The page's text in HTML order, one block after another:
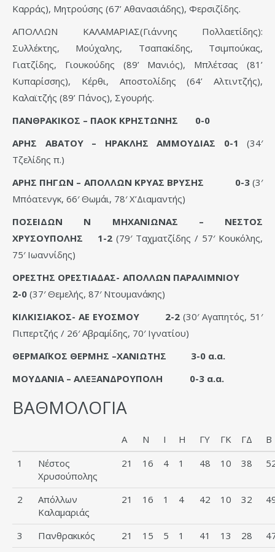
Καρράς), Μητρούσης (67’ Αθανασιάδης), Φερσιζίδης.
ΑΠΟΛΛΩΝ ΚΑΛΑΜΑΡΙΑΣ(Γιάννης Πολλαετίδης):
Συλλέκτης, Μούχαλης, Τσαπακίδης, Τσιμπούκας,
Γιατζίδης, Γιουκούδης (89’ Μανιός), Μπλέτσας (81’
Κυπαρίσσης), Κέρθι, Αποστολίδης (64’ Αλτιντζής),
Καλαϊτζής (89’ Πάνος), Σγουρής.
ΠΑΝΘΡΑΚΙΚΟΣ – ΠΑΟΚ ΚΡΗΣΤΩΝΗΣ 0-0
ΑΡΗΣ ΑΒΑΤΟΥ – ΗΡΑΚΛΗΣ ΑΜΜΟΥΔΙΑΣ 0-1 (34′
Τζελίδης π.)
ΑΡΗΣ ΠΗΓΩΝ – ΑΠΟΛΛΩΝ ΚΡΥΑΣ ΒΡΥΣΗΣ 0-3(3′
Μπόατενγκ, 66′ Θωμάι, 78′ Χ’Διαμαντής)
ΠΟΣΕΙΔΩΝ Ν ΜΗΧΑΝΙΩΝΑΣ – ΝΕΣΤΟΣ
ΧΡΥΣΟΥΠΟΛΗΣ 1-2 (79′ Ταχματζίδης / 57′ Κουκόλης,
75′ Ιωαννίδης)
ΟΡΕΣΤΗΣ ΟΡΕΣΤΙΑΔΑΣ- ΑΠΟΛΛΩΝ ΠΑΡΑΛΙΜΝΙΟΥ
2-0 (37′ Θεμελής, 87′ Ντουμανάκης)
ΚΙΛΚΙΣΙΑΚΟΣ- ΑΕ ΕΥΟΣΜΟΥ 2-2(30′ Αγαπητός, 51′
Πιπερτζής / 26′ Αβραμίδης, 70′ Ιγνατίου)
ΘΕΡΜΑΪΚΟΣ ΘΕΡΜΗΣ –ΧΑΝΙΩΤΗΣ 3-0 α.α.
ΜΟΥΔΑΝΙΑ – ΑΛΕΞΑΝΔΡΟΥΠΟΛΗ 0-3 α.α.
ΒΑΘΜΟΛΟΓΙΑ
Α Ν Ι Η ΓΥ ΓΚ ΓΔ
Β
1
Νέστος
Χρυσούπολης
21 16 4 1 48 10 38
2
Απόλλων
Καλαμαριάς
21 16 1 4 42 10 32
3 Πανθρακικός 21 15 5 1 41 13 28